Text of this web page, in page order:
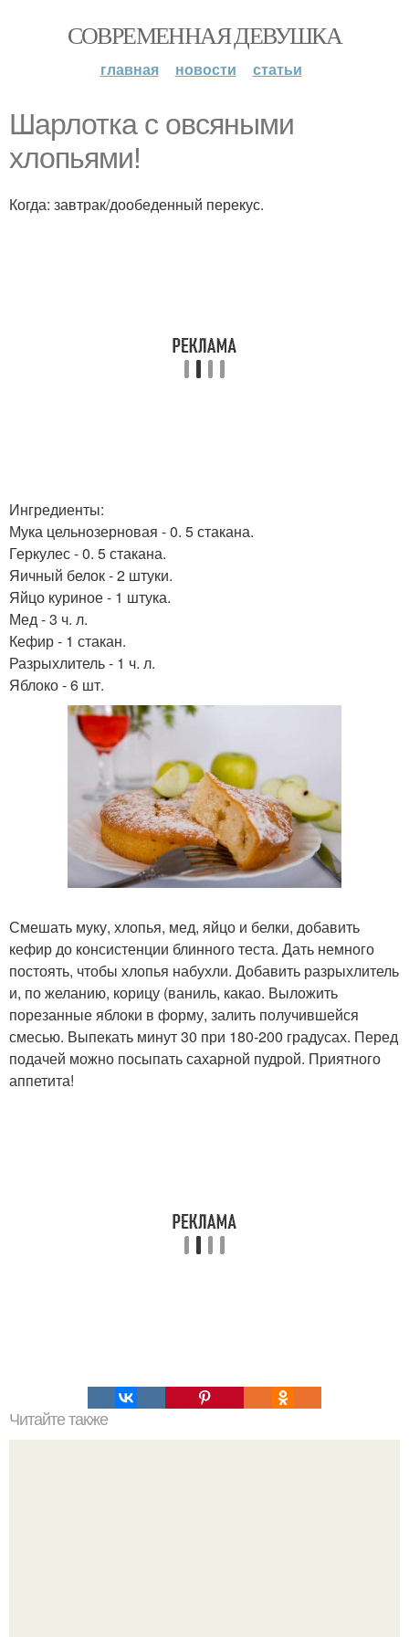
СОВРЕМЕННАЯ ДЕВУШКА
главная новости статьи
Шарлотка с овсяными
хлопьями!
Когда: завтрак/дообеденный перекус.
Ингредиенты:
Мука цельнозерновая - 0. 5 стакана.
Геркулес - 0. 5 стакана.
Яичный белок - 2 штуки.
Яйцо куриное - 1 штука.
Мед - 3 ч. л.
Кефир - 1 стакан.
Разрыхлитель - 1 ч. л.
Яблоко - 6 шт.
Смешать муку, хлопья, мед, яйцо и белки, добавить
кефир до консистенции блинного теста. Дать немного
постоять, чтобы хлопья набухли. Добавить разрыхлитель
и, по желанию, корицу (ваниль, какао. Выложить
порезанные яблоки в форму, залить получившейся
смесью. Выпекать минут 30 при 180-200 градусах. Перед
подачей можно посыпать сахарной пудрой. Приятного
аппетита!
Читайте также